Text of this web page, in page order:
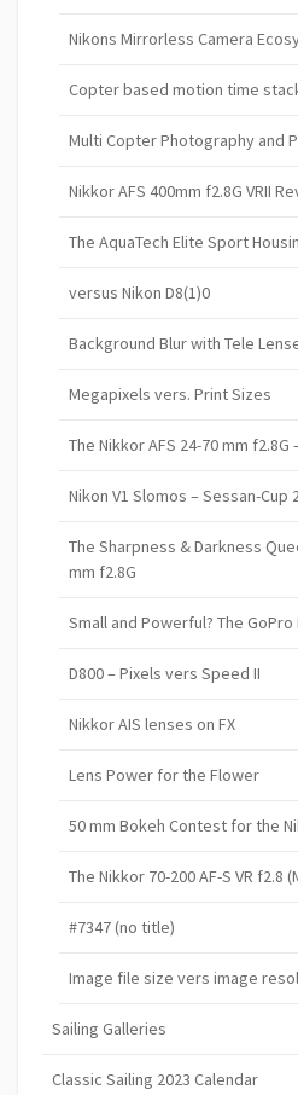
Nikons Mirrorless Camera
Copter based motion time
Multi Copter Photography and
Nikkor AFS 400mm f2.8G VRII
The AquaTech Elite Sport
versus Nikon D8(1)0
Background Blur with Tele
Megapixels vers. Print Sizes
The Nikkor AFS 24-70 mm
Nikon V1 Slomos – Sessan-Cup
The Sharpness & Darkness
mm f2.8G
Small and Powerful? The
D800 – Pixels vers Speed II
Nikkor AIS lenses on FX
Lens Power for the Flower
50 mm Bokeh Contest for the
The Nikkor 70-200 AF-S VR f2.8
#7347 (no title)
Image file size vers image
Sailing Galleries
Classic Sailing 2023 Calendar